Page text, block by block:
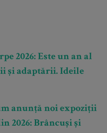
2026: Este un an al
și adaptării. Ideile
anunță noi expoziții
2026: Brâncuși și